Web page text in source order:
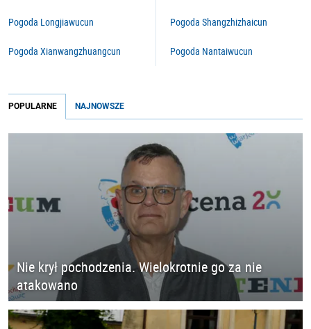
Pogoda Longjiawucun
Pogoda Xianwangzhuangcun
Pogoda Shangzhizhaicun
Pogoda Nantaiwucun
POPULARNE NAJNOWSZE
Nie krył pochodzenia. Wielokrotnie go za nie
atakowano